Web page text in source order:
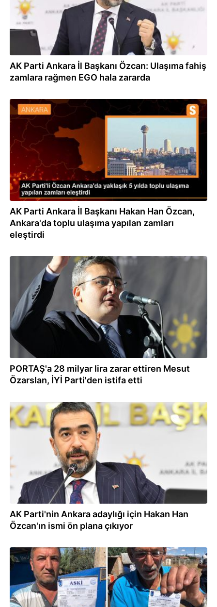
AK Parti Ankara İl Başkanı Özcan: Ulaşıma fahiş
zamlara rağmen EGO hala zararda
29.12.2023
AK Parti Ankara İl Başkanı Hakan Han Özcan,
Ankara'da toplu ulaşıma yapılan zamları
eleştirdi
19.12.2023
PORTAŞ'a 28 milyar lira zarar ettiren Mesut
Özarslan, İYİ Parti'den istifa etti
16.12.2023
AK Parti'nin Ankara adaylığı için Hakan Han
Özcan'ın ismi ön plana çıkıyor
15.12.2023